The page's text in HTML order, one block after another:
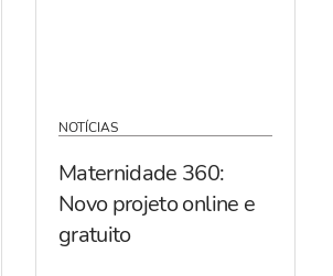
NOTÍCIAS
Maternidade 360:
Novo projeto online e
gratuito